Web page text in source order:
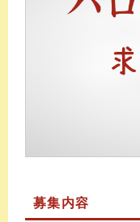
募集内容